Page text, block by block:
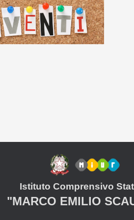
Istituto Comprensivo
"MARCO EMILIO